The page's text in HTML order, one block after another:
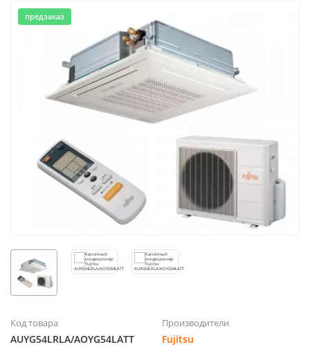
предзаказ
Код товара
AUYG54LRLA/AOYG54LATT
Производители
Fujitsu